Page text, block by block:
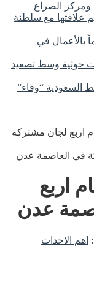
ومركز الصراع
علاقتها مع سلطنة
بالأعمال في
في هجمات حوثية وسط تصعيد
السعودية “وفاء”
اربع لجان مشتركة
اربع
عدن
اهم الاحداث